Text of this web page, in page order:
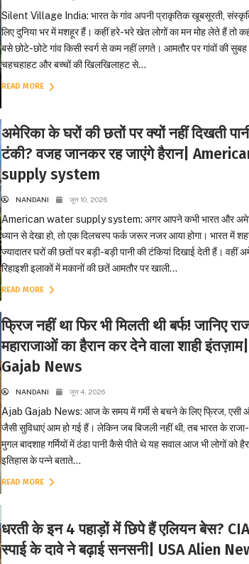
Silent Village India: भारत के गांव अपनी प्राकृतिक खूबसूरती,
लिए दुनिया भर में मशहूर हैं। कहीं हरे-भरे खेत लोगों का मन मोह लेते हैं तो
बसे छोटे-छोटे गांव किसी स्वर्ग से कम नहीं लगते। आमतौर पर गांवों की सुबह
चहचहाहट और बच्चों की खिलखिलाहट से...
READ MORE
अमेरिका के घरों की छतों पर क्यों नहीं दिखती
टंकी? वजह जानकर रह जाएंगे हैरान|
supply system
NANDANI जून 10, 2026
American water supply system: अगर आपने कभी भारत और
ध्यान से देखा हो, तो एक दिलचस्प फर्क जरूर नजर आया होगा। भारत में शहर
ज्यादातर घरों की छतों पर बड़ी-बड़ी पानी की टंकियां दिखाई देती हैं। वहीं
रिहाइशी इलाकों में मकानों की छतें आमतौर पर खाली...
READ MORE
फ्रिज नहीं था फिर भी मिलती थी बर्फ! जानिए
महाराजाओं का हैरान कर देने वाला शाही
Gajab News
NANDANI जून 4, 2026
Ajab Gajab News: आज के समय में गर्मी से बचने के लिए फ्रिज,
जैसी सुविधाएं आम हो गई हैं। लेकिन जब बिजली नहीं थी, तब भारत के
मुगल बादशाह गर्मियों में ठंडा पानी कैसे पीते थे यह सवाल आज भी लोगों को
इतिहास के पन्ने बताते...
READ MORE
धरती के इन 4 पहाड़ों में छिपे हैं एलियन बेस?
स्पाई के दावे ने बढ़ाई सनसनी| USA Alien